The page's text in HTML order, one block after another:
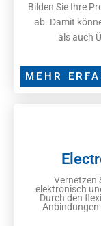
Bilden Sie Ihre
ab. Damit
als auch
MEHR
Vernetzen
elektronisch
Durch den